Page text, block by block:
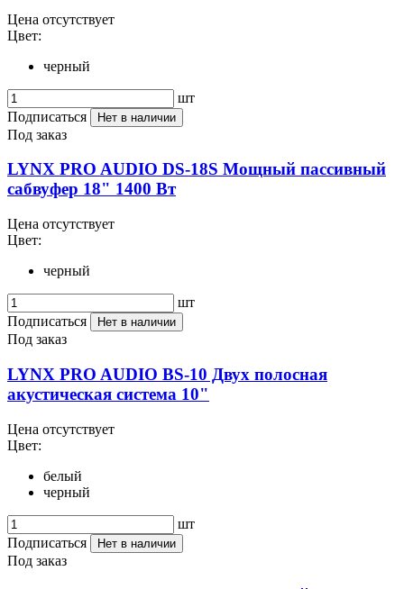
Цена отсутствует
Цвет:
черный
шт
Подписаться
Нет в наличии
Под заказ
LYNX PRO AUDIO DS-18S Мощный пассивный
сабвуфер 18" 1400 Вт
Цена отсутствует
Цвет:
черный
шт
Подписаться
Нет в наличии
Под заказ
LYNX PRO AUDIO BS-10 Двух полосная
акустическая система 10"
Цена отсутствует
Цвет:
белый
черный
шт
Подписаться
Нет в наличии
Под заказ